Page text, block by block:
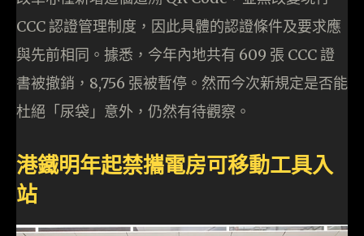
CCC 認證管理制度，因此具體的認證條件及要求應
與先前相同。據悉，今年內地共有 609 張 CCC 證
書被撤銷，8,756 張被暫停。然而今次新規定是否能
杜絕「尿袋」意外，仍然有待觀察。
港鐵明年起禁攜電房可移動工具入
站